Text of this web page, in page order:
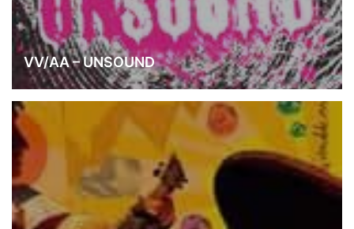
VV/AA – UNSOUND